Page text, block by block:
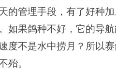
的管理手段，有了好种
如果鸽种不好，它的导
度不是水中捞月？所以
殆。